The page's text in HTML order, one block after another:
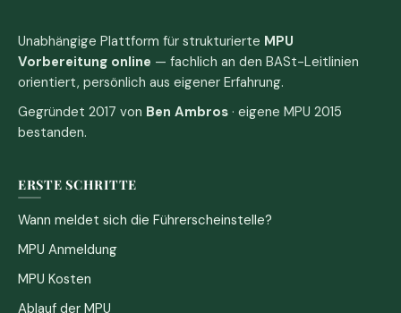
Unabhängige Plattform für strukturierte MPU
Vorbereitung online — fachlich an den BASt-Leitlinien
orientiert, persönlich aus eigener Erfahrung.
Gegründet 2017 von Ben Ambros · eigene MPU 2015
bestanden.
ERSTE SCHRITTE
Wann meldet sich die Führerscheinstelle?
MPU Anmeldung
MPU Kosten
Ablauf der MPU